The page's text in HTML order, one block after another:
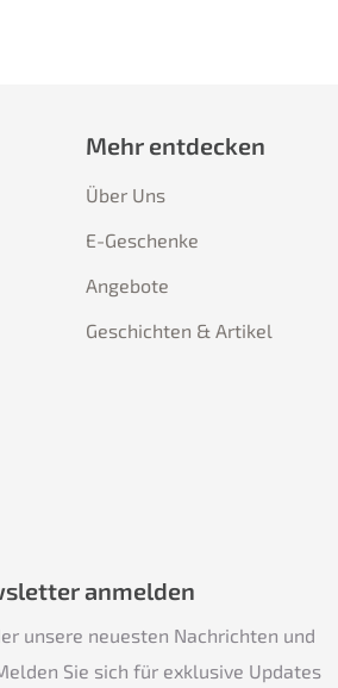
Mehr entdecken
Über Uns
E-Geschenke
Angebote
Geschichten & Artikel
anmelden
unsere neuesten Nachrichten und
Sie sich für exklusive Updates